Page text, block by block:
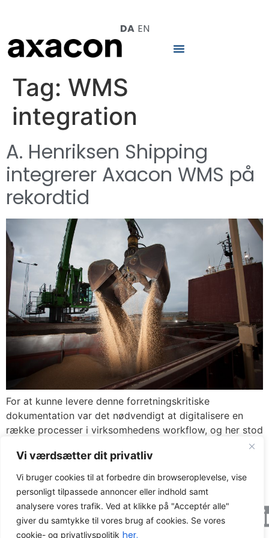
Vi værdsætter dit privatliv
Vi bruger cookies til at forbedre din browseroplevelse, vise
personligt tilpassede annoncer eller indhold samt
analysere vores trafik. Ved at klikke på "Acceptér alle"
giver du samtykke til vores brug af cookies. Se vores
cookie- og privatlivspolitik her.
DA EN
Tag: WMS
integration
A. Henriksen Shipping
integrerer Axacon WMS på
rekordtid
For at kunne levere denne forretningskritiske
dokumentation var det nødvendigt at digitalisere en
række processer i virksomhedens workflow, og her stod
løsning, da den både kunne levere de påkrævede
funktioner samt implementeres på relativt kort tid.
Axacon © 2026 All rights Reserved.Cookie og
privatlivspolitik